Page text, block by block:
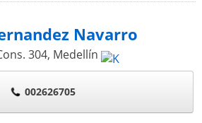
Navarro
304, Medellín
002626705